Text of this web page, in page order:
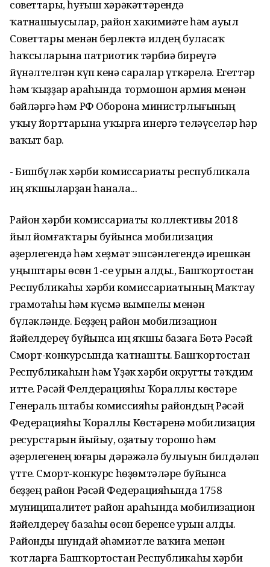
советтары, һуғыш хәрәкәттәрендә
ҡатнашыусылар, район хакимиәте һәм ауыл
Советтары менән берлектә илдең буласаҡ
һаҡсыларына патриотик тәрбиә биреүгә
йүнәлтелгән күп кенә саралар үткәрелә. Егеттәр
һәм ҡыҙҙар араһында тормошон армия менән
бәйләргә һәм РФ Оборона министрлығының
уҡыу йорттарына уҡырға инергә теләүселәр һәр
ваҡыт бар.
- Бишбүләк хәрби комиссариаты республикала
иң яҡшыларҙан һанала...
Район хәрби комиссариаты коллективы 2018
йыл йомғаҡтары буйынса мобилизация
әҙерлегендә һәм хеҙмәт эшсәнлегендә ирешкән
уңыштары өсөн 1-се урын алды., Башҡортостан
Республикаһы хәрби комиссариатының Маҡтау
грамотаһы һәм күсмә вымпелы менән
бүләкләнде. Беҙҙең район мобилизацион
йәйелдереү буйынса иң яҡшы базаға Бөтә Рәсәй
Сморт-конкурсында ҡатнашты. Башҡортостан
Республикаһын һәм Үҙәк хәрби округты тәҡдим
итте. Рәсәй Фелдерацияһы Ҡораллы көстәре
Генераль штабы комиссияһы райондың Рәсәй
Федерацияһы Ҡораллы Көстәренә мобилизация
ресурстарын йыйыу, оҙатыу торошо һәм
әҙерлегенең юғары дәрәжәлә булыуын билдәләп
үтте. Сморт-конкурс һөҙөмтәләре буйынса
беҙҙең район Рәсәй Федерацияһында 1758
муниципалитет район араһында мобилизацион
йәйелдереү базаһы өсөн беренсе урын алды.
Районды шундай әһәмиәтле ваҡиға менән
ҡотларға Башҡортостан Республикаһы хәрби